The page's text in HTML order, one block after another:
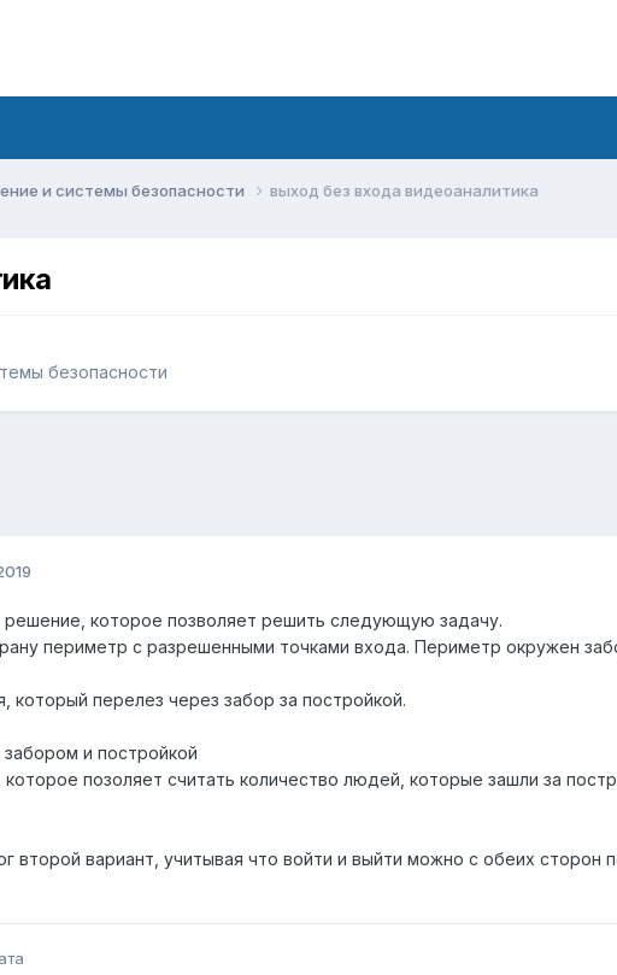
и системы безопасности выход без входа видеоаналитика
безопасности
которое позволяет решить следующую задачу.
периметр с разрешенными точками входа. Периметр окружен
перелез через забор за постройкой.
и постройкой
позоляет считать количество людей, которые зашли за
второй вариант, учитывая что войти и выйти можно с обеих сторон